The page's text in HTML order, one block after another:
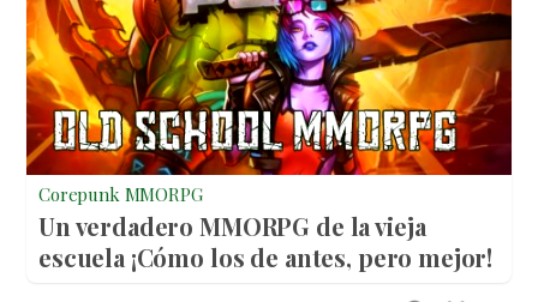
Corepunk MMORPG
Un verdadero MMORPG de la vieja
escuela ¡Cómo los de antes, pero mejor!